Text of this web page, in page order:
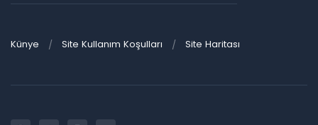
Künye Site Kullanım Koşulları Site Haritası